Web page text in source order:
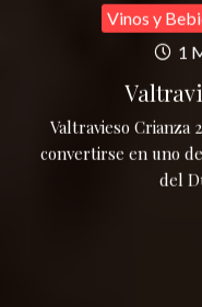
Vinos y
1
Valtravieso Crianza
convertirse en uno
del